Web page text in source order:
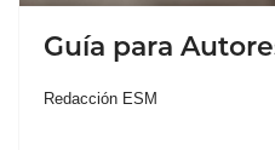
Guía para
Redacción ESM